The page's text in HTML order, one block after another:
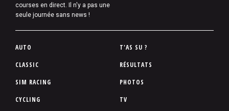
courses en direct. Il n'y a pas une
seule journée sans news !
P
d
d
AUTO
CLASSIC
SIM RACING
CYCLING
T'AS SU ?
RÉSULTATS
PHOTOS
TV